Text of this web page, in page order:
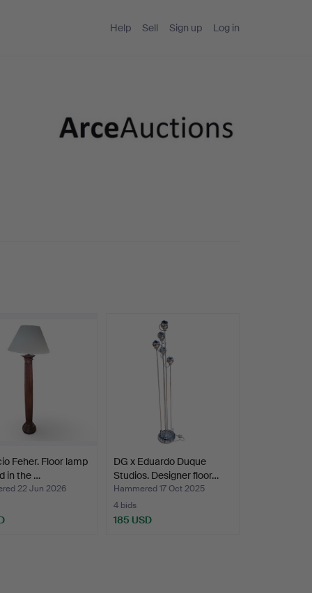
Help Sell Sign up Log in
Feher. Floor lamp
in the …
22 Jun 2026
DG x Eduardo Duque
Studios. Designer floor…
Hammered 17 Oct 2025
4 bids
185 USD